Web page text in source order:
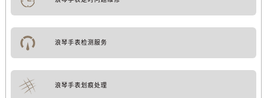
浪琴手表检测服务
浪琴手表划痕处理